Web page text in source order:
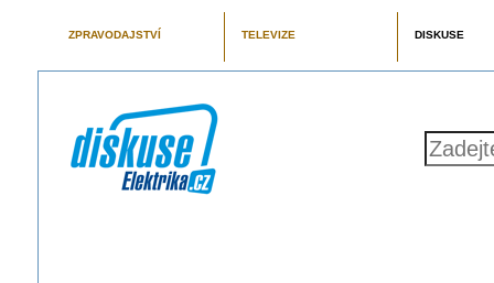
ZPRAVODAJSTVÍ TELEVIZE DISKUSE